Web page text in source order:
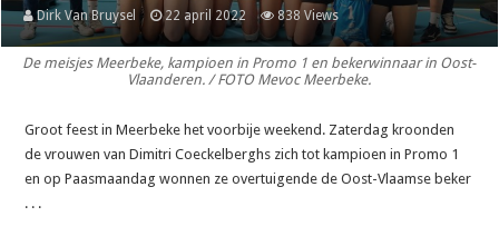
Dirk Van Bruysel 22 april 2022 838 Views
De meisjes Meerbeke, kampioen in Promo 1 en bekerwinnaar in Oost-
Vlaanderen. / FOTO Mevoc Meerbeke.
Groot feest in Meerbeke het voorbije weekend. Zaterdag kroonden
de vrouwen van Dimitri Coeckelberghs zich tot kampioen in Promo 1
en op Paasmaandag wonnen ze overtuigende de Oost-Vlaamse beker
. . .